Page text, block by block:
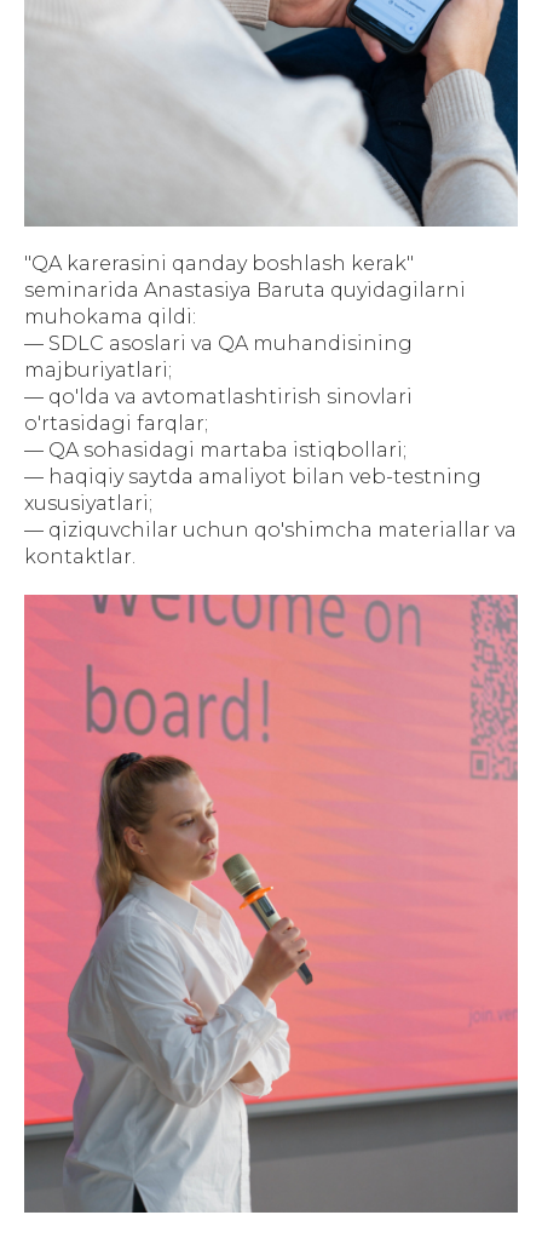
"QA karerasini qanday boshlash kerak"
seminarida Anastasiya Baruta quyidagilarni
muhokama qildi:
— SDLC asoslari va QA muhandisining
majburiyatlari;
— qo'lda va avtomatlashtirish sinovlari
o'rtasidagi farqlar;
— QA sohasidagi martaba istiqbollari;
— haqiqiy saytda amaliyot bilan veb-testning
xususiyatlari;
— qiziquvchilar uchun qo'shimcha materiallar va
kontaktlar.